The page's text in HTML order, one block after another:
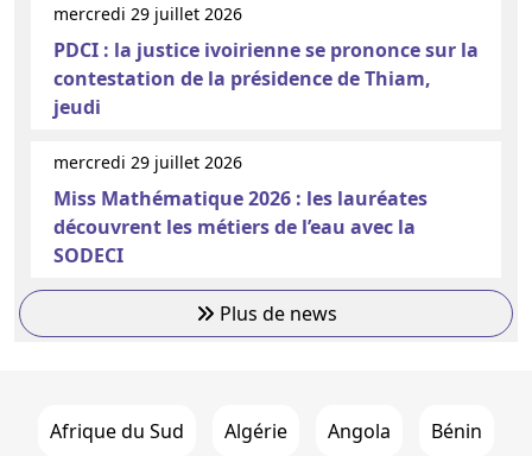
mercredi 29 juillet 2026
PDCI : la justice ivoirienne se prononce sur la
contestation de la présidence de Thiam,
jeudi
mercredi 29 juillet 2026
Miss Mathématique 2026 : les lauréates
découvrent les métiers de l’eau avec la
SODECI
Plus de news
Afrique du Sud Algérie Angola Bénin